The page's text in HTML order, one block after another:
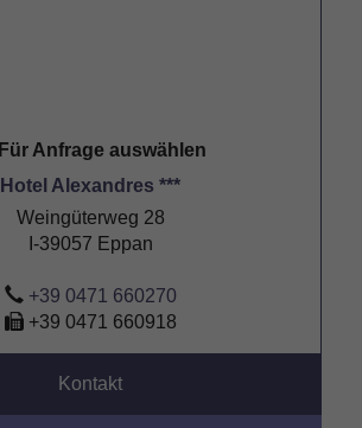
Für Anfrage auswählen
Hotel Alexandres ***
Weingüterweg 28
I-39057 Eppan
+39 0471 660270
+39 0471 660918
Kontakt